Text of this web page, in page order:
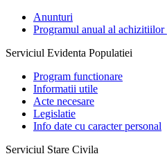
Anunturi
Programul anual al achizitiilor
Serviciul Evidenta Populatiei
Program functionare
Informatii utile
Acte necesare
Legislatie
Info date cu caracter personal
Serviciul Stare Civila